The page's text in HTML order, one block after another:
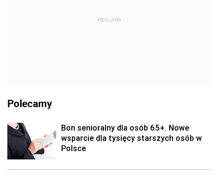
REKLAMA
Polecamy
Bon senioralny dla osób 65+. Nowe
wsparcie dla tysięcy starszych osób w
Polsce